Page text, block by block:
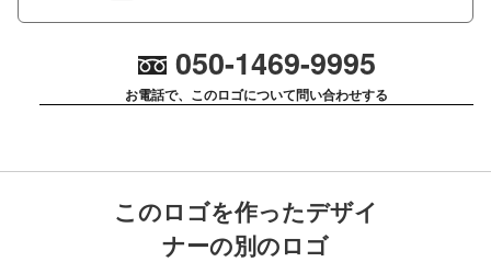
050-1469-9995
お電話で、このロゴについて問い合わせする
このロゴを作ったデザイ
ナーの別のロゴ